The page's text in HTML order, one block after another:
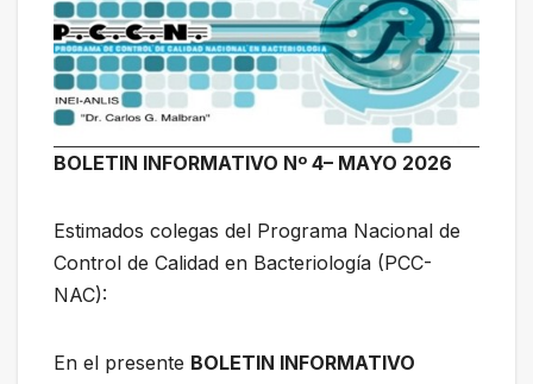
BOLETIN INFORMATIVO Nº 4– MAYO 2026
Estimados colegas del Programa Nacional de
Control de Calidad en Bacteriología (PCC-
NAC):
En el presente BOLETIN INFORMATIVO